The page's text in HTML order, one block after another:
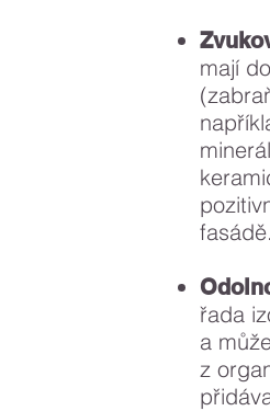
mají
fasádě.
řada
a
z